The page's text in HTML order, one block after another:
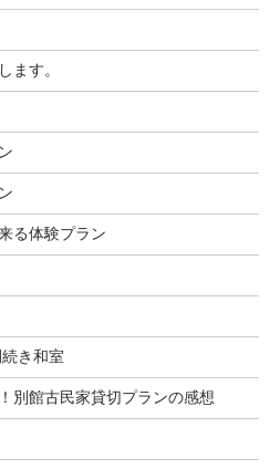
ます。
る体験プラン
き和室
別館古民家貸切プランの感想